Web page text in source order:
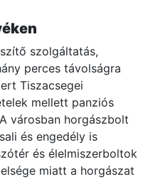
szolgáltatás,
perces távolságra
Tiszacsegei
mellett panziós
városban horgászbolt
és engedély is
és élelmiszerboltok
miatt a horgászat